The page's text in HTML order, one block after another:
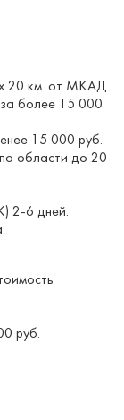
20 км. от МКАД
более 15 000
15 000 руб.
области до 20
2-6 дней.
руб.